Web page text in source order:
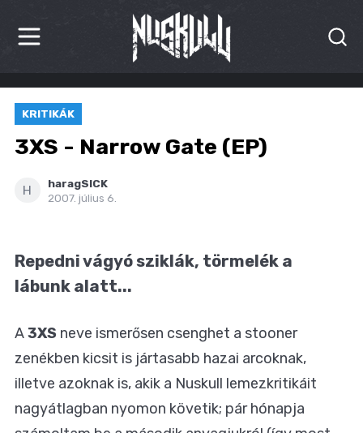
HÍREK
KRITIKÁK
INTERJÚK
KULT
BLOG
KRITIKÁK
3XS - Narrow Gate (EP)
H
haragSICK
2007. július 6.
Repedni vágyó sziklák, törmelék a
lábunk alatt...
A3XS neve ismerősen csenghet a stooner
zenékben kicsit is jártasabb hazai arcoknak,
illetve azoknak is, akik a Nuskull lemezkritikáit
nagyátlagban nyomon követik; pár hónapja